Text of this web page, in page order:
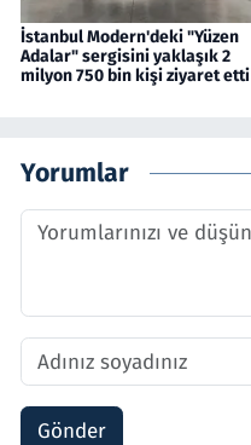
İstanbul Modern'deki "Yüzen
Adalar" sergisini yaklaşık 2
milyon 750 bin kişi ziyaret etti
Yorumlar
Gönder